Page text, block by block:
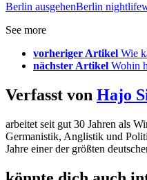
Berlin ausgehenBerlin nightlife
See more
vorheriger Artikel Wie
nächster Artikel Wohin
Verfasst von Hajo
arbeitet seit gut 30 Jahren als
Germanistik, Anglistik und
Jahre einer der größten